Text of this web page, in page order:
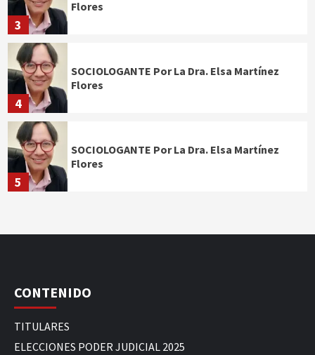
3
Flores
4
SOCIOLOGANTE Por La Dra. Elsa Martínez
Flores
5
SOCIOLOGANTE Por La Dra. Elsa Martínez
Flores
CONTENIDO
TITULARES
ELECCIONES PODER JUDICIAL 2025